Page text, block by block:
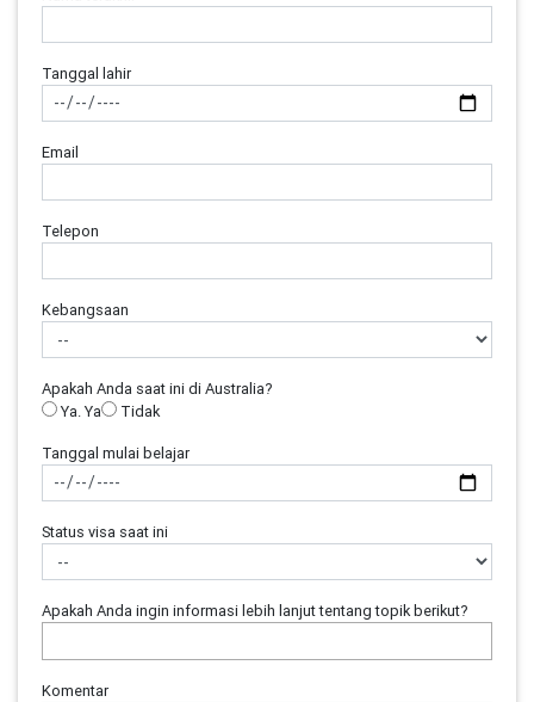
Tanggal lahir
Email
Telepon
Kebangsaan
Apakah Anda saat ini di Australia?
Ya. Ya
Tidak
Tanggal mulai belajar
Status visa saat ini
Apakah Anda ingin informasi lebih lanjut tentang topik berikut?
Komentar